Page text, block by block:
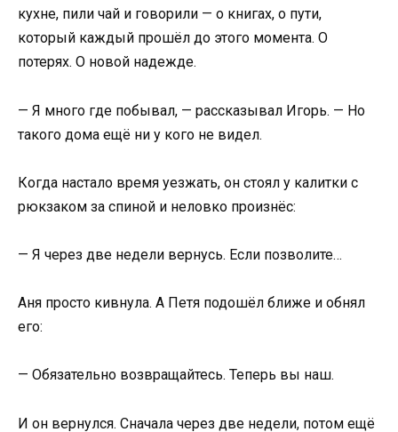
кухне, пили чай и говорили — о книгах, о пути,
который каждый прошёл до этого момента. О
потерях. О новой надежде.
— Я много где побывал, — рассказывал Игорь. — Но
такого дома ещё ни у кого не видел.
Когда настало время уезжать, он стоял у калитки с
рюкзаком за спиной и неловко произнёс:
— Я через две недели вернусь. Если позволите…
Аня просто кивнула. А Петя подошёл ближе и обнял
его:
— Обязательно возвращайтесь. Теперь вы наш.
И он вернулся. Сначала через две недели, потом ещё